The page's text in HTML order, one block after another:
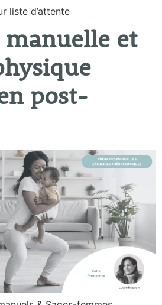
liste d’attente
manuelle et
post-